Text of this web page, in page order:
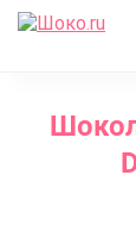
Каталог